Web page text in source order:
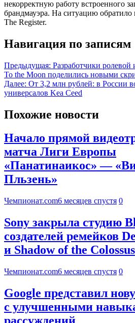
некорректную работу встроенного
брандмауэра. На ситуацию
The Register.
Навигация по записям
Предыдущая: Разработчики
To the Moon поделились новыми
Далее: От 3,2 млн рублей: в России
универсалов Kea Ceed
Похожие новости
Начало прямой
матча Лиги Европы
«Панатинаикос» —
Пльзень»
Чемпионат.com6 месяцев спустя 0
Sony закрыла студию
создателей ремейков
и Shadow of the Colossus
Чемпионат.com6 месяцев спустя 0
Google представил
с улучшенными